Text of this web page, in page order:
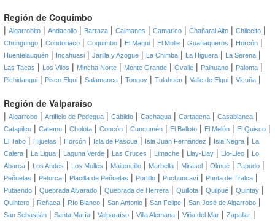
Región de Coquimbo
| Algarrobito | Andacollo | Barraza | Caimanes | Camarico | Chañaral Alto | Chilecito |
Chungungo | Condoriaco | Coquimbo | El Maqui | El Molle | Guanaqueros | Horcón |
Huentelauquén | Incahuasi | Jarilla y Azogue | La Chimba | La Higuera | La Serena |
Las Tacas | Los Vilos | Mincha Norte | Monte Grande | Ovalle | Paihuano | Paloma |
Pichidangui | Pisco Elqui | Salamanca | Tongoy | Tulahuén | Valle de Elqui | Vicuña |
Región de Valparaíso
| Algarrobo | Artificio de Pedegua | Cabildo | Cachagua | Cartagena | Casablanca |
Catapilco | Catemu | Cholota | Concón | Cuncumén | El Belloto | El Melón | El Quisco |
El Tabo | Hijuelas | Horcón | Isla de Pascua | Isla Juan Fernández | Isla Negra |
La
Calera | La Ligua | Laguna Verde | Las Cruces | Limache | Llay-Llay | Llo-Lleo |
Lo
Abarca | Los Andes | Los Molles | Maitencillo | Marbella | Mirasol | Olmué | Papudo |
Peñuelas | Petorca | Placilla de Peñuelas | Portillo | Puchuncaví | Punta de Tralca |
Putaendo | Quebrada Alvarado | Quebrada de Herrera | Quillota | Quilpué | Quintay |
Quintero | Reñaca | Río Blanco | San Antonio | San Felipe | San José de Algarrobo |
San Sebastián | Santa María | Valparaíso | Villa Alemana | Viña del Mar | Zapallar |